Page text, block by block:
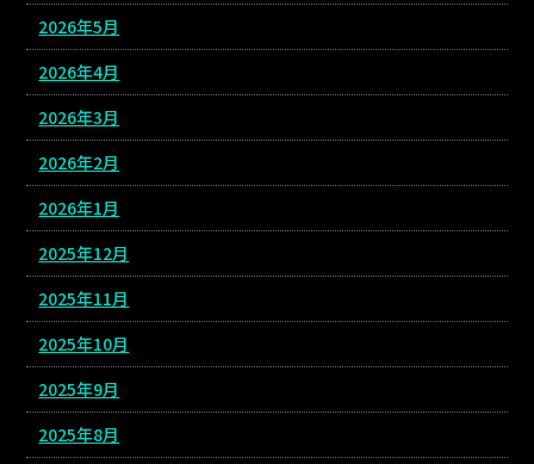
2026年5月
2026年4月
2026年3月
2026年2月
2026年1月
2025年12月
2025年11月
2025年10月
2025年9月
2025年8月